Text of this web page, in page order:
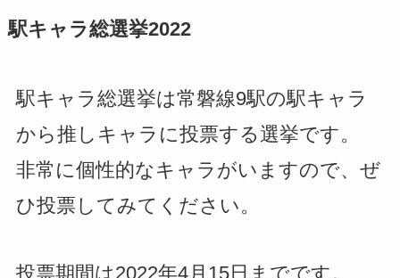
駅キャラ総選挙2022
駅キャラ総選挙は常磐線9駅の駅キャラ
から推しキャラに投票する選挙です。
非常に個性的なキャラがいますので、ぜ
ひ投票してみてください。
投票期間は2022年4月15日までです。